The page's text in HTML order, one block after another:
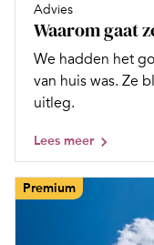
Advies
Waarom gaat
We hadden het
van huis was. Ze
uitleg.
Lees meer
Premium